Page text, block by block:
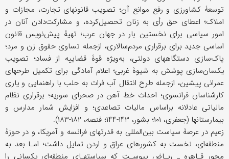
توسعۀ کشاورزی و رفع موانع آن؛ تصویب قانونهای تجارت، مجازات و
املاک؛ اعطای حق رأی به زنان تحصیل‌کرده، و مشارکت‌دادن آنان در
امور سیاسی برای نخستین بار در جهان عرب؛ تهیۀ پیش‌نویس قانون
اساسی جدید برای برقراری مردم‌سالاری، ازجمله تساوی حقوق زن و مرد؛
پاک‌سازی دستگاههای دولتی، به‌ویژه قوۀ قضاییه از فساد؛ تصویب
یکسان‌سازی پوشش به شیوۀ غربی؛ اعلام آمادگی برای تکمیل طرحهای
عمرانی پیشین، ازجمله طرح انتقال آب فرات به حلب با راهنمایی و یاری
کارشناسان فرانسوی؛ احداث خط آهن در صحرای سوریه؛ برقراری نظام
مالیاتی عادلانه براساس مالیات تصاعدی؛ و افزایش شمار مدارس و
بیمارستانها (جعفری، ۱۰۱؛ بشور، ۱۴۳-۱۴۴؛ فنصه، ۱۸۲-۱۸۳).
زعیم در عرصۀ سیاست بین‌المللی به قدرتهای فرانسه و آمریکا، و در حوزۀ
منطقه‌ای، نخست به کشورهای عراق و اردن تمایل داشت؛ امـا بعد به
محور قـاهره ـ ریـاض پیوسـت که سیاستهـای منطقه‌ای یکسانی را